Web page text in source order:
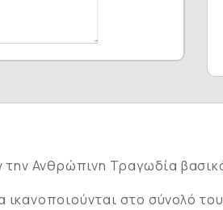
Ανθρώπινη Τραγωδία
στο σύνολό